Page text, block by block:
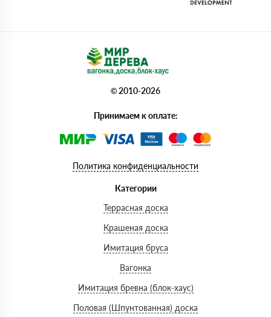
© 2010-2026
Принимаем к оплате:
Политика конфиденциальности
Категории
Террасная доска
Крашеная доска
Имитация бруса
Вагонка
Имитация бревна (блок-хаус)
Половая (Шпунтованная) доска